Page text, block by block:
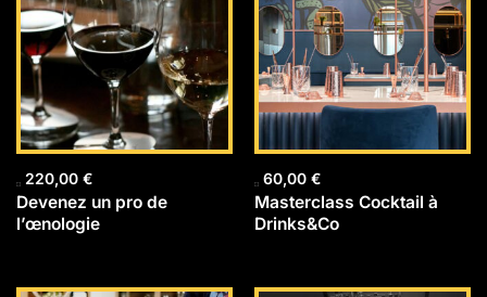
220,00 €
Devenez un pro de
l’œnologie
60,00 €
Masterclass Cocktail à
Drinks&Co